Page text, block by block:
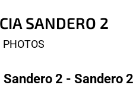
SANDERO 2
2 - Sandero